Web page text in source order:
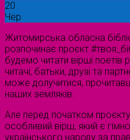
20
Чер
Житомирська обласна
розпочинає проєкт
будемо читати вірші поетів
читачі, батьки, друзі та
може долучитися,
наших земляків.
Але перед початком
особливий вірш, який є
українського народу за